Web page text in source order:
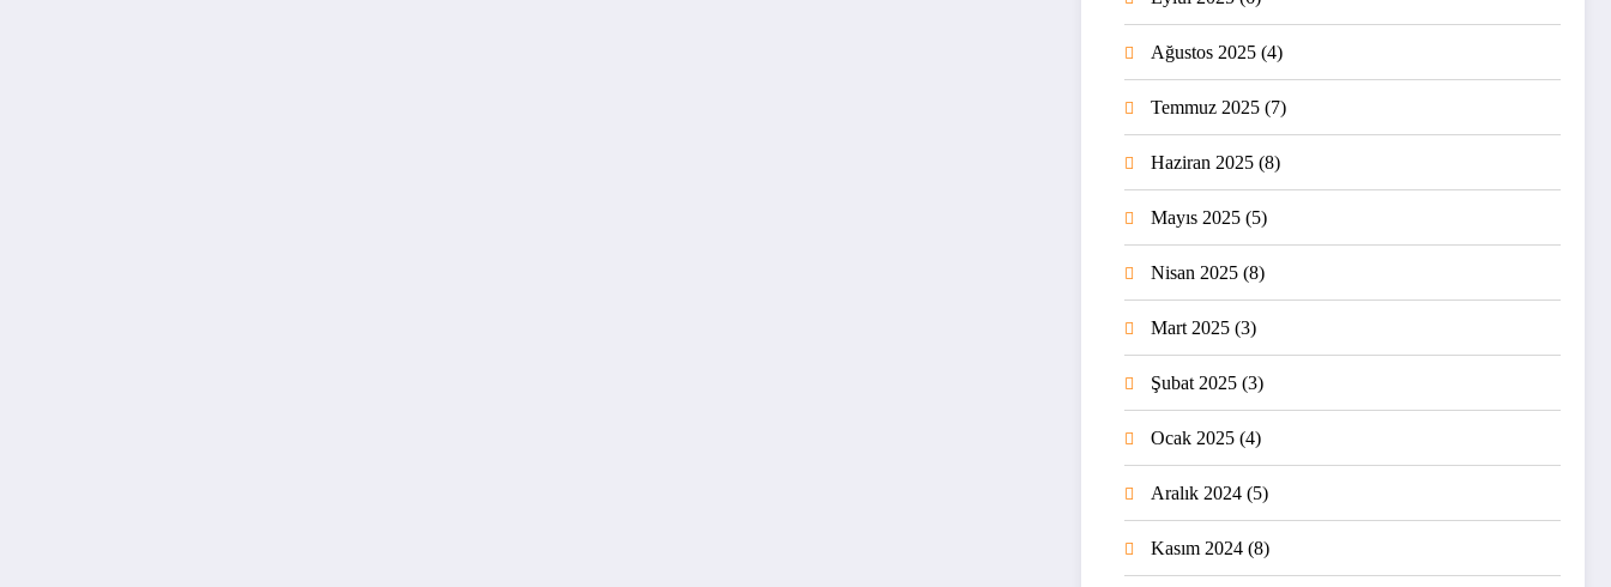
Ağustos 2025 (4)
Temmuz 2025 (7)
Haziran 2025 (8)
Mayıs 2025 (5)
Nisan 2025 (8)
Mart 2025 (3)
Şubat 2025 (3)
Ocak 2025 (4)
Aralık 2024 (5)
Kasım 2024 (8)